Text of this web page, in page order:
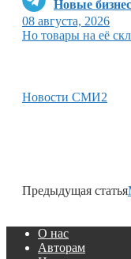
Новые
08 августа, 2026
Но товары на её
Новости СМИ2
Предыдущая статья
О нас
Авторам